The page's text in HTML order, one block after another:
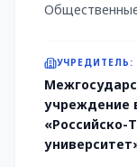
УЧРЕДИТЕЛЬ:
учреждение
«Российско-